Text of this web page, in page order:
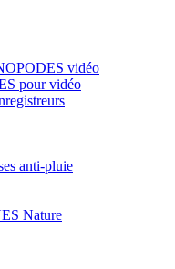
vidéo
pour vidéo
anti-pluie
Nature